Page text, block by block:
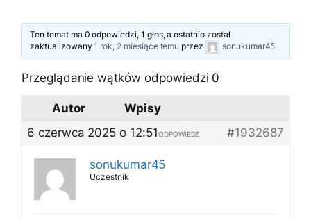
Ten temat ma 0 odpowiedzi, 1 głos, a ostatnio został
zaktualizowany1 rok, 2 miesiące temu przez sonukumar45.
Przeglądanie wątków odpowiedzi 0
Autor
Wpisy
6 czerwca 2025 o 12:51
#1932687
ODPOWIEDZ
sonukumar45
Uczestnik